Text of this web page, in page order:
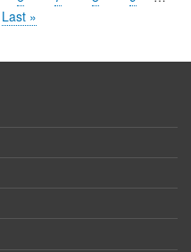
Letzte
Last »